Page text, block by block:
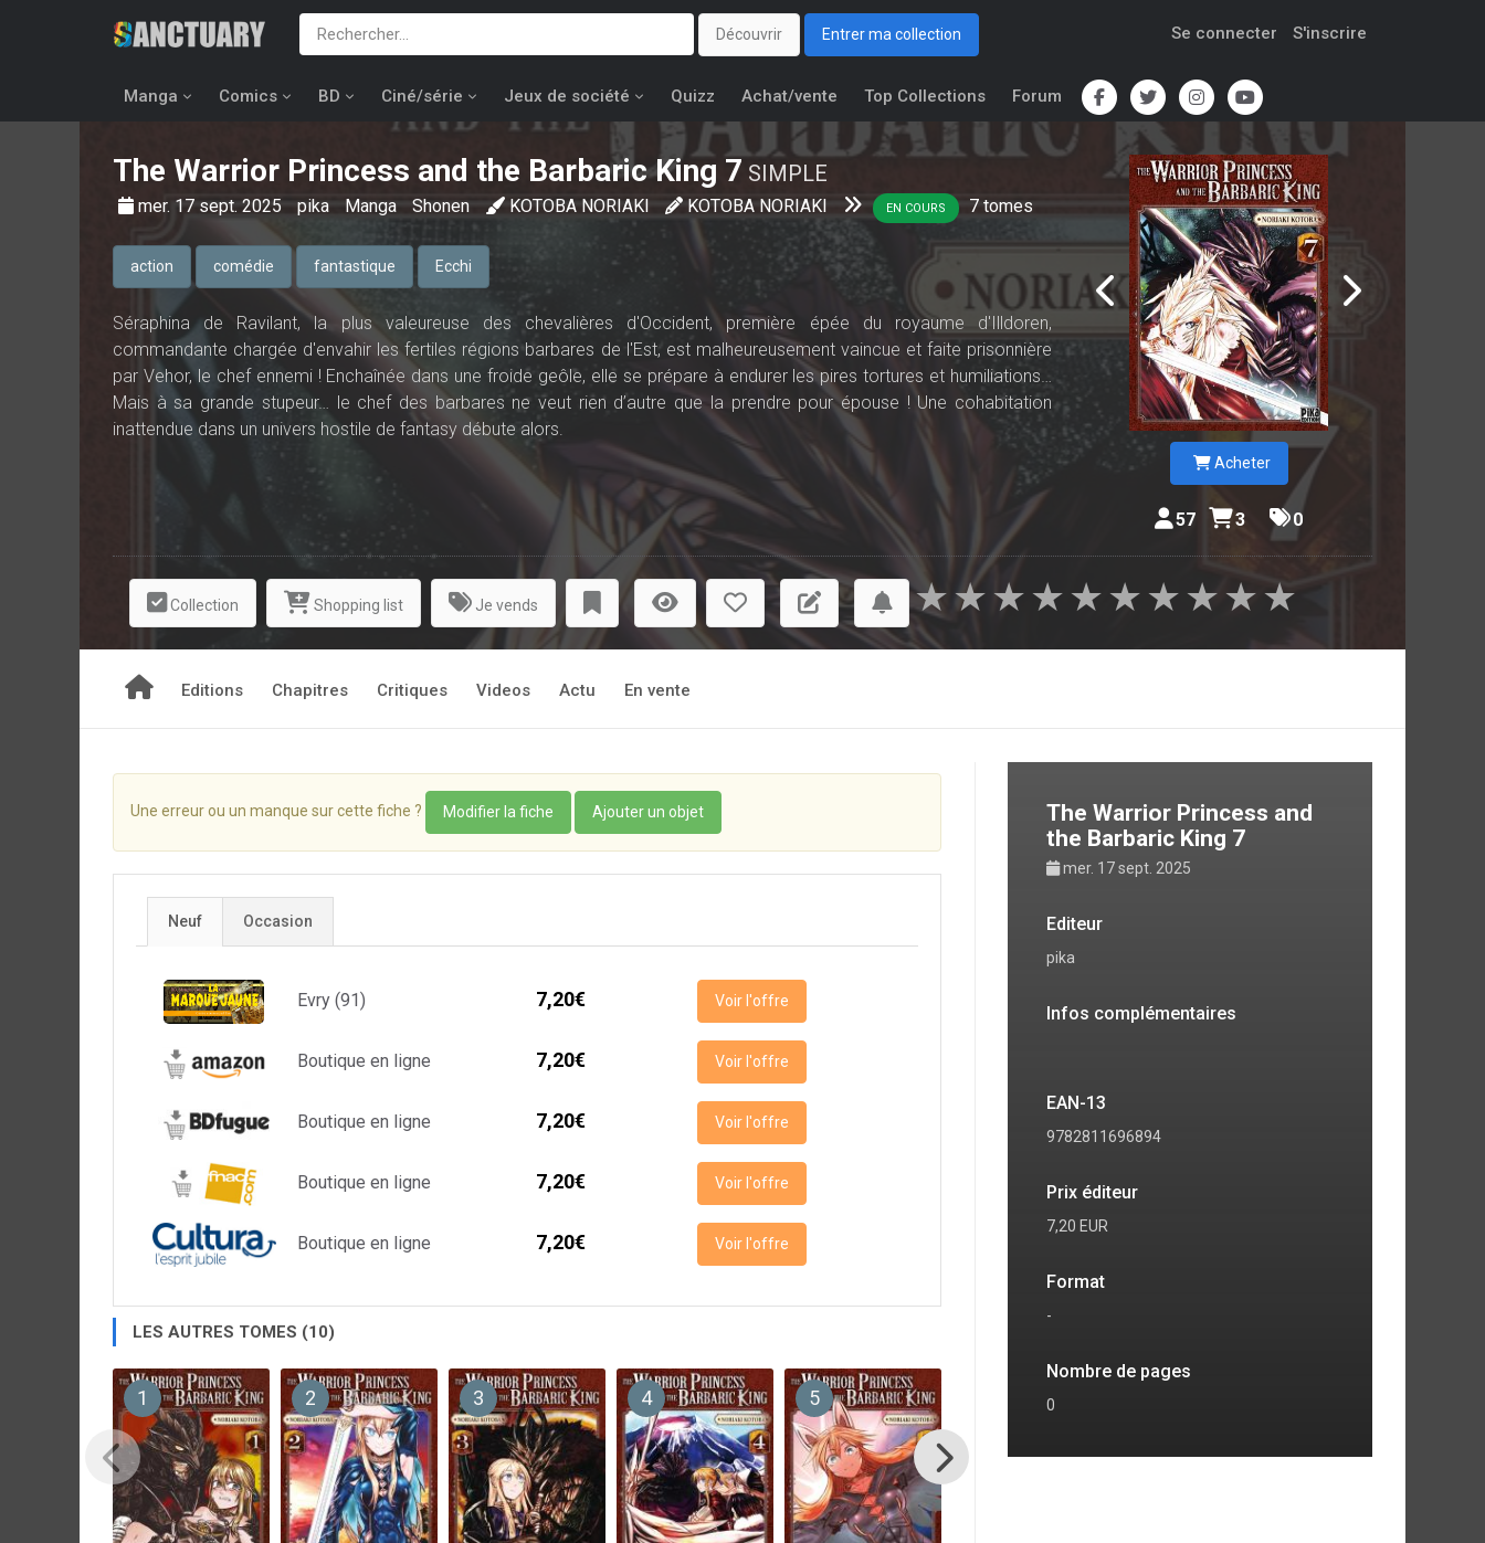
Découvrir Entrer ma collection Se connecter S'inscrire
Manga Comics BD Ciné/série Jeux de société Quizz Achat/vente Top Collections Forum
The Warrior Princess and the Barbaric King 7 SIMPLE
mer. 17 sept. 2025 pika Manga Shonen KOTOBA NORIAKI KOTOBA NORIAKI EN COURS 7 tomes
action comédie fantastique Ecchi
Séraphina de Ravilant, la plus valeureuse des chevalières d'Occident, première épée du royaume d'Illdoren,
commandante chargée d'envahir les fertiles régions barbares de l'Est, est malheureusement vaincue et faite prisonnière
par Vehor, le chef ennemi ! Enchaînée dans une froide geôle, elle se prépare à endurer les pires tortures et humiliations…
Mais à sa grande stupeur… le chef des barbares ne veut rien d’autre que la prendre pour épouse ! Une cohabitation
inattendue dans un univers hostile de fantasy débute alors.
Acheter
57 3 0
Collection Shopping list Je vends ★
★
★
★
★
★
★
★
★
★
Editions Chapitres Critiques Videos Actu En vente
Une erreur ou un manque sur cette fiche ? Modifier la fiche Ajouter un objet
Neuf Occasion
Evry (91) 7,20€ Voir l'offre
Boutique en ligne 7,20€ Voir l'offre
Boutique en ligne 7,20€ Voir l'offre
Boutique en ligne 7,20€ Voir l'offre
Boutique en ligne 7,20€ Voir l'offre
LES AUTRES TOMES (10)
1 2 3 4 5
The Warrior Princess and
the Barbaric King 7
mer. 17 sept. 2025
Editeur
pika
Infos complémentaires
EAN-13
9782811696894
Prix éditeur
7,20 EUR
Format
-
Nombre de pages
0